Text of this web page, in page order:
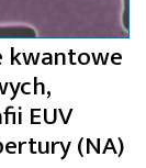
kwantowe
EUV
(NA)